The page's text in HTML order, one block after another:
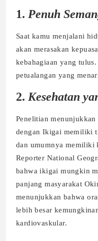
1. Penuh
Saat kamu menjalani
akan merasakan
kebahagiaan yang
petualangan yang
2. Kesehatan
Penelitian
dengan Ikigai memiliki
dan umumnya memiliki
Reporter National
bahwa ikigai mungkin
panjang masyarakat
menunjukkan bahwa
lebih besar
kardiovaskular.